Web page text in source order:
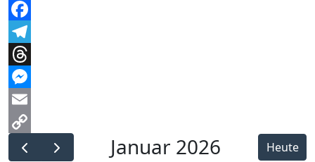
WhatsApp
Facebook
Telegram
Threads
Messenger
Email
Copy
Januar 2026 Heute